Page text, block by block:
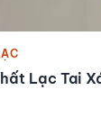
Lạc Tai